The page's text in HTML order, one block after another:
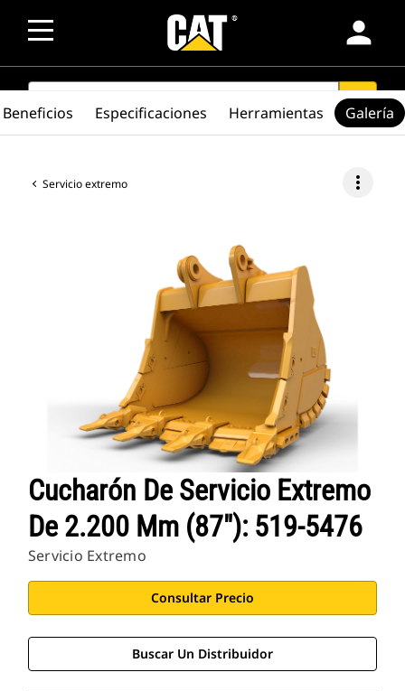
person
SEARCH search
Servicio extremo more_vert
Cucharón De Servicio Extremo
De 2.200 Mm (87"): 519-5476
Servicio Extremo
Consultar Precio
Buscar Un Distribuidor
Beneficios Especificaciones Herramientas Galería